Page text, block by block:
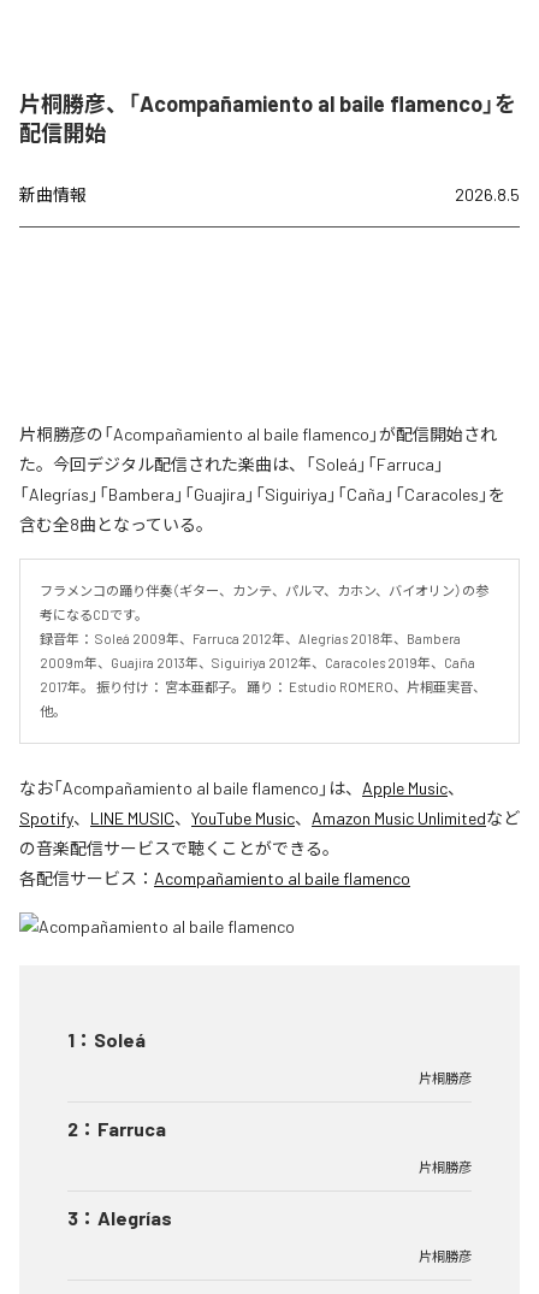
片桐勝彦、「Acompañamiento al baile flamenco」を
配信開始
新曲情報 2026.8.5
片桐勝彦の「Acompañamiento al baile flamenco」が配信開始され
た。今回デジタル配信された楽曲は、「Soleá」「Farruca」
「Alegrías」「Bambera」「Guajira」「Siguiriya」「Caña」「Caracoles」を
含む全8曲となっている。
フラメンコの踊り伴奏（ギター、カンテ、パルマ、カホン、バイオリン）の参
考になるCDです。
録音年： Soleá 2009年、Farruca 2012年、Alegrías 2018年、Bambera
2009m年、Guajira 2013年、Siguiriya 2012年、Caracoles 2019年、Caña
2017年。 振り付け： 宮本亜都子。 踊り： Estudio ROMERO、片桐亜実音、
他。
なお「Acompañamiento al baile flamenco 」は、 Apple Music、
Spotify、 LINE MUSIC、 YouTube Music、 Amazon Music Unlimitedなど
の音楽配信サービスで聴くことができる。
各配信サービス： Acompañamiento al baile flamenco
1 ： Soleá
片桐勝彦
2 ： Farruca
片桐勝彦
3 ： Alegrías
片桐勝彦